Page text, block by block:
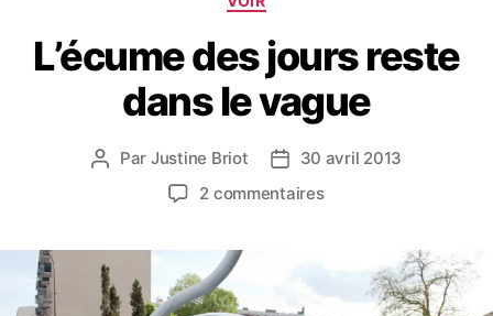
t
é
g
o
i
e
L’écume des jours reste
dans le vague
A
u
r
d
Par Justine Briot
D 30 avril 2013
2 commentairess